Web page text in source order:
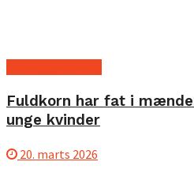
Fuldkorn har fat i
unge kvinder
20. marts 2026